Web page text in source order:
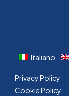
Italiano
Privacy Policy
Cookie Policy